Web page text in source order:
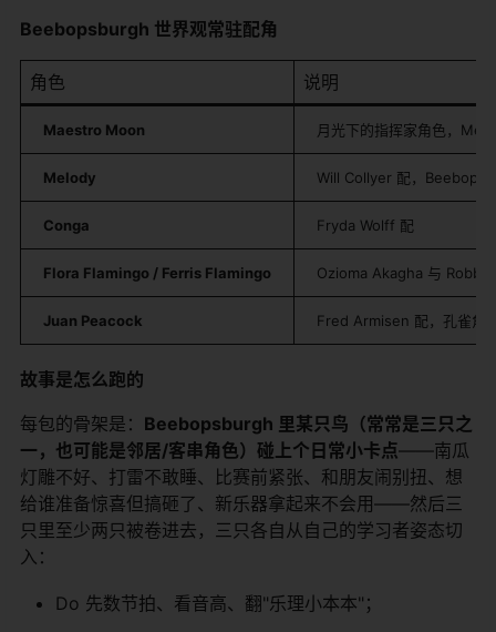
Beebopsburgh 世界观常驻配角
角色 说明
Maestro Moon 月光下的指挥家角色，
Melody Will Collyer 配，
Conga Fryda Wolff 配
Flora Flamingo / Ferris Flamingo Ozioma Akagha 与
Juan Peacock Fred Armisen 配，孔雀角
故事是怎么跑的
每包的骨架是： Beebopsburgh 里某只鸟（常常是三只之
一，也可能是邻居/客串角色）碰上个日常小卡点——南瓜
灯雕不好、打雷不敢睡、比赛前紧张、和朋友闹别扭、想
给谁准备惊喜但搞砸了、新乐器拿起来不会用——然后三
只里至少两只被卷进去，三只各自从自己的学习者姿态切
入：
Do 先数节拍、看音高、翻"乐理小本本"；